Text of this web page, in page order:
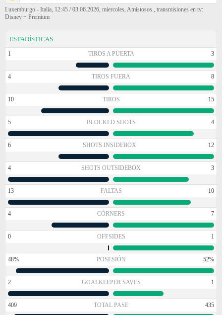
Luxemburgo - Italia, 12:45 / 03.06.2026, miercoles, Amistosos , transmisiones en tv:
Disney + Premium
ESTADÍSTICAS
1 TIROS A PUERTA 3
4 TIROS FUERA 8
10 TIROS 15
5 BLOCKED SHOTS 4
6 SHOTS INSIDEBOX 12
4 SHOTS OUTSIDEBOX 3
13 FALTAS 10
4 CÓRNERS 7
0 OFFSIDES 1
48% POSESIÓN 52%
2 GOALKEEPER SAVES 1
409 TOTAL PASE 435